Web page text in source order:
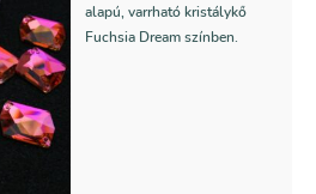
alapú, varrható kristálykő
Fuchsia Dream színben.